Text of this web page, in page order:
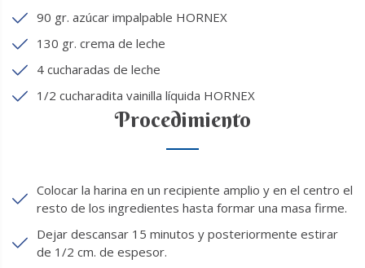
90 gr. azúcar impalpable HORNEX
130 gr. crema de leche
4 cucharadas de leche
1/2 cucharadita vainilla líquida HORNEX
Procedimiento
Colocar la harina en un recipiente amplio y en el centro el
resto de los ingredientes hasta formar una masa firme.
Dejar descansar 15 minutos y posteriormente estirar
de 1/2 cm. de espesor.